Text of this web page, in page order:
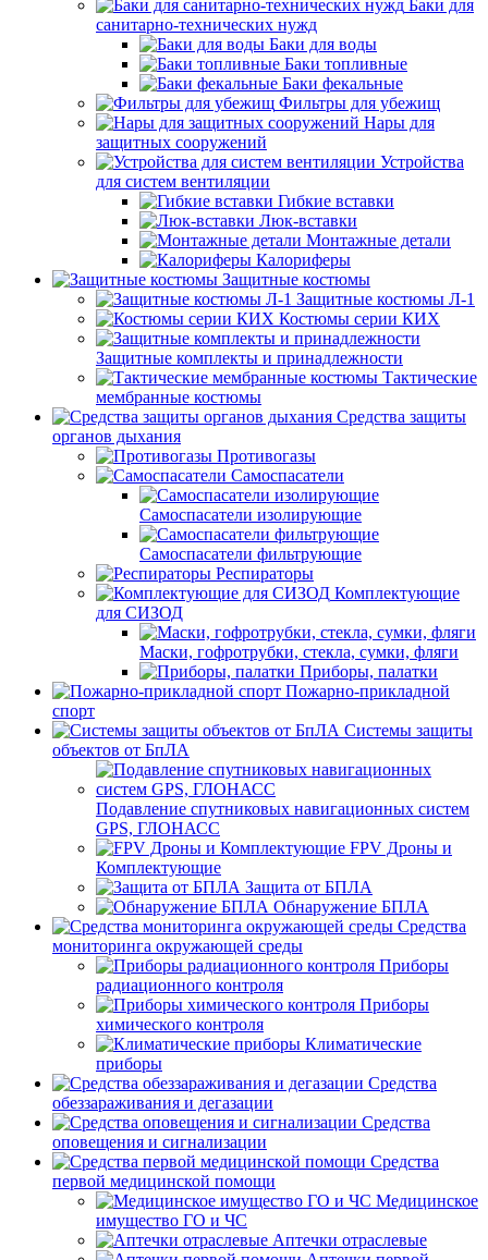
Баки для
санитарно-технических нужд
Баки для воды
Баки топливные
Баки фекальные
Фильтры для убежищ
Нары для
защитных сооружений
Устройства
для систем вентиляции
Гибкие вставки
Люк-вставки
Монтажные детали
Калориферы
Защитные костюмы
Защитные костюмы Л-1
Костюмы серии КИХ
Защитные комплекты и принадлежности
Тактические
мембранные костюмы
Средства защиты
органов дыхания
Противогазы
Самоспасатели
Самоспасатели изолирующие
Самоспасатели фильтрующие
Респираторы
Комплектующие
для СИЗОД
Маски, гофротрубки, стекла, сумки, фляги
Приборы, палатки
Пожарно-прикладной
спорт
Системы защиты
объектов от БпЛА
Подавление спутниковых навигационных систем
GPS, ГЛОНАСС
FPV Дроны и
Комплектующие
Защита от БПЛА
Обнаружение БПЛА
Средства
мониторинга окружающей среды
Приборы
радиационного контроля
Приборы
химического контроля
Климатические
приборы
Средства
обеззараживания и дегазации
Средства
оповещения и сигнализации
Средства
первой медицинской помощи
Медицинское
имущество ГО и ЧС
Аптечки отраслевые